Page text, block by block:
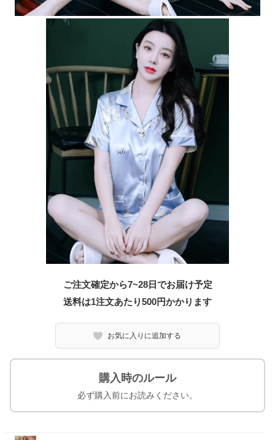
ご注文確定から7~28日でお届け予定
送料は1注文あたり500円かかります
お気に入りに追加する
購入時のルール
必ず購入前にお読みください。